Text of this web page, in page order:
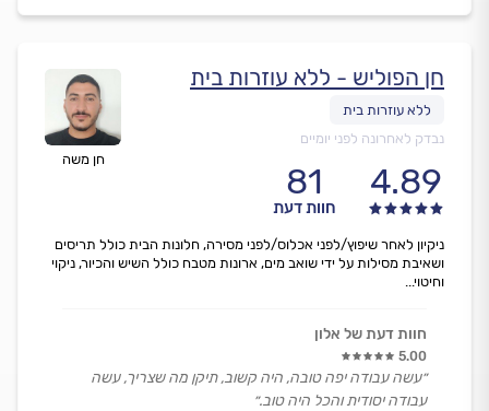
חן משה
חן הפוליש - ללא עוזרות בית
נבדק לאחרונה לפני יומיים
4.89
81
חוות דעת
ניקיון לאחר שיפוץ/לפני אכלוס/לפני מסירה, חלונות הבית כולל תריסים
ושאיבת מסילות על ידי שואב מים, ארונות מטבח כולל השיש והכיור, ניקוי
וחיטוי...
חוות דעת של אלון
5.00
״עשה עבודה יפה טובה, היה קשוב, תיקן מה שצריך, עשה
עבודה יסודית והכל היה טוב.״